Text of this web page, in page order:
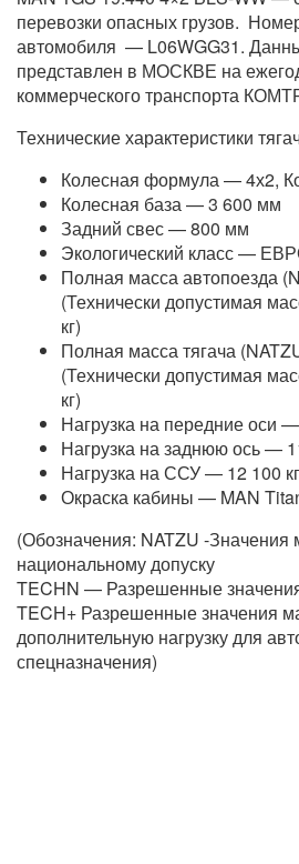
перевозки опасных грузов.
автомобиля — L06WGG31.
представлен в МОСКВЕ на
коммерческого транспорта
Технические характеристики
Колесная формула — 4х2,
Колесная база — 3 600 мм
Задний свес — 800 мм
Экологический класс —
Полная масса автопоезда
(Технически допустимая
кг)
Полная масса тягача
(Технически допустимая
кг)
Нагрузка на передние оси
Нагрузка на заднюю ось —
Нагрузка на ССУ — 12 100 кг
Окраска кабины — MAN
(Обозначения: NATZU -Значения
национальному допуску
TECHN — Разрешенные
TECH+ Разрешенные значения
дополнительную нагрузку для
спецназначения)